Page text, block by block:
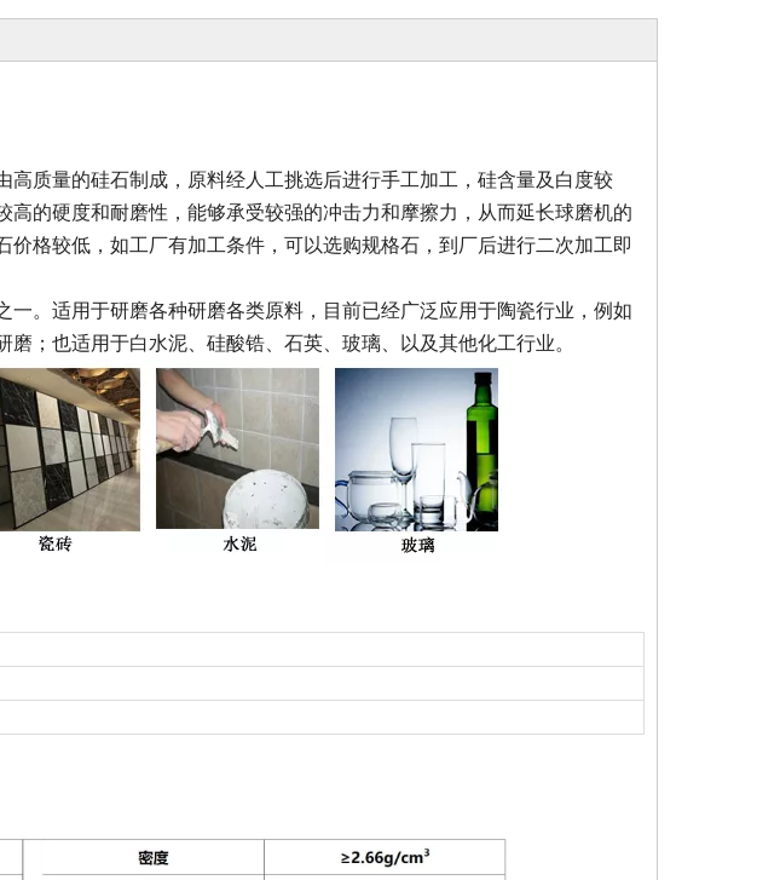
高质量的硅石制成，原料经人工挑选后进行手工加工，硅含量及白度较
的硬度和耐磨性，能够承受较强的冲击力和摩擦力，从而延长球磨机的
格较低，如工厂有加工条件，可以选购规格石，到厂后进行二次加工即
一。适用于研磨各种研磨各类原料，目前已经广泛应用于陶瓷行业，例如
；也适用于白水泥、硅酸锆、石英、玻璃、以及其他化工行业。